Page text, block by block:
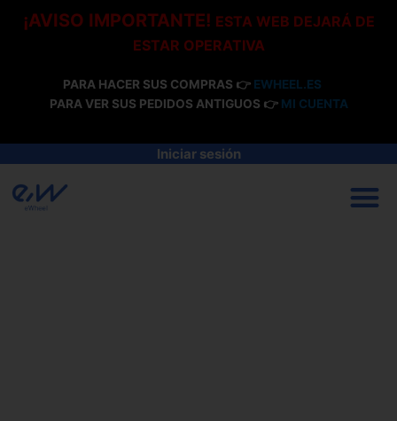
¡AVISO IMPORTANTE! ESTA WEB DEJARÁ DE
ESTAR OPERATIVA
PARA HACER SUS COMPRAS 👉 EWHEEL.ES
PARA VER SUS PEDIDOS ANTIGUOS 👉 MI CUENTA
Iniciar sesión